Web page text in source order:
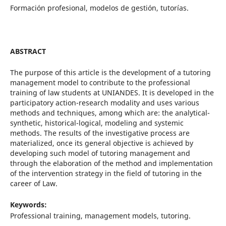
Formación profesional, modelos de gestión, tutorías.
ABSTRACT
The purpose of this article is the development of a tutoring
management model to contribute to the professional
training of law students at UNIANDES. It is developed in the
participatory action-research modality and uses various
methods and techniques, among which are: the analytical-
synthetic, historical-logical, modeling and systemic
methods. The results of the investigative process are
materialized, once its general objective is achieved by
developing such model of tutoring management and
through the elaboration of the method and implementation
of the intervention strategy in the field of tutoring in the
career of Law.
Keywords:
Professional training, management models, tutoring.